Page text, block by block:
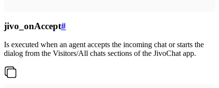
jivo_onAccept#
Is executed when an agent accepts the incoming chat or starts the
dialog from the Visitors/All chats sections of the JivoChat app.